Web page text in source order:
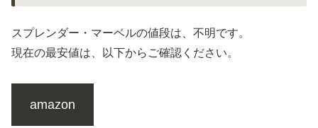
スプレンダー・マーベルの値段は、不明です。
現在の最安値は、以下からご確認ください。
amazon